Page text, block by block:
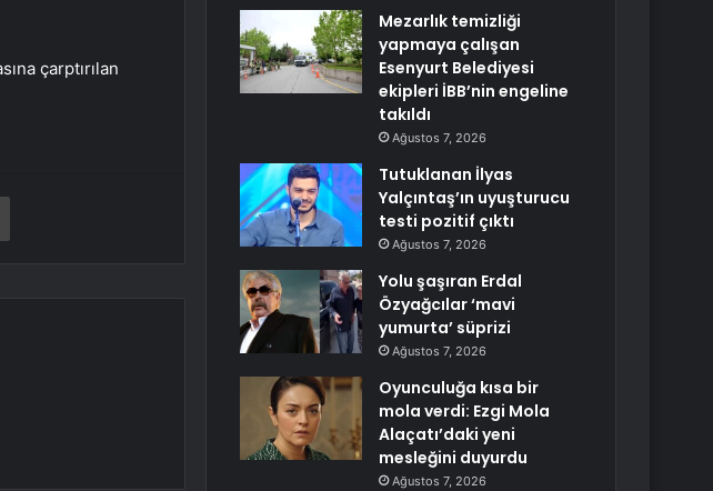
çarptırılan
Yazdır
Mezarlık temizliği
yapmaya çalışan
Esenyurt Belediyesi
ekipleri İBB’nin engeline
takıldı
Ağustos 7, 2026
Tutuklanan İlyas
Yalçıntaş’ın uyuşturucu
testi pozitif çıktı
Ağustos 7, 2026
Yolu şaşıran Erdal
Özyağcılar ‘mavi
yumurta’ süprizi
Ağustos 7, 2026
Oyunculuğa kısa bir
mola verdi: Ezgi Mola
Alaçatı’daki yeni
mesleğini duyurdu
Ağustos 7, 2026